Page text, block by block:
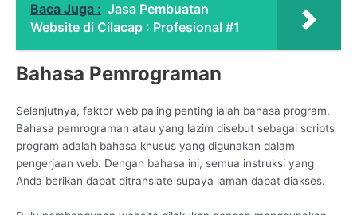
Baca Juga : Jasa Pembuatan
Website di Cilacap : Profesional #1
Bahasa Pemrograman
Selanjutnya, faktor web paling penting ialah bahasa program.
Bahasa pemrograman atau yang lazim disebut sebagai scripts
program adalah bahasa khusus yang digunakan dalam
pengerjaan web. Dengan bahasa ini, semua instruksi yang
Anda berikan dapat ditranslate supaya laman dapat diakses.